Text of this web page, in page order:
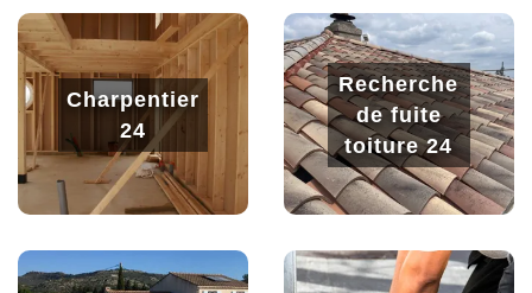
Charpentier
24
Recherche
de fuite
toiture 24